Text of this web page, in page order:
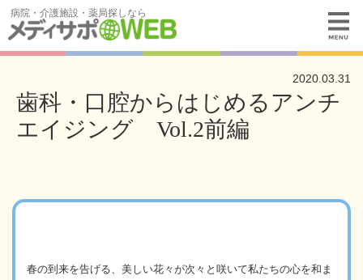
病院・介護施設・薬局探しなら
2020.03.31
歯科・口腔からはじめるアンチ
エイジング Vol.2前編
春の到来を告げる、美しい花々が次々と咲いて私たちの心を和ま